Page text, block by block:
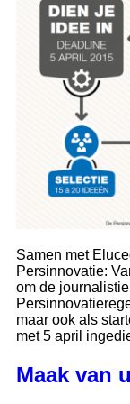
Samen met
Persinnovatie:
om de
maar ook als
met 5 april
Maak van